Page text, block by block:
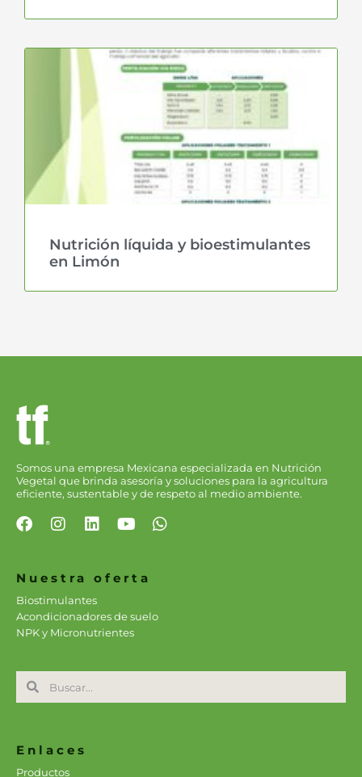
Nutrición líquida y bioestimulantes
en Limón
Somos una empresa Mexicana especializada en Nutrición
Vegetal que brinda asesoría y soluciones para la agricultura
eficiente, sustentable y de respeto al medio ambiente.
F
e
b
o
o
k
I
t
a
g
r
a
L
k
e
d
i
n
Y
t
u
e
W
Nuestra oferta
Biostimulantes
Acondicionadores de suelo
NPK y Micronutrientes
SearchSearch
Enlaces
Productos